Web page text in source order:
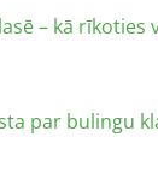
– kā rīkoties
par bulingu